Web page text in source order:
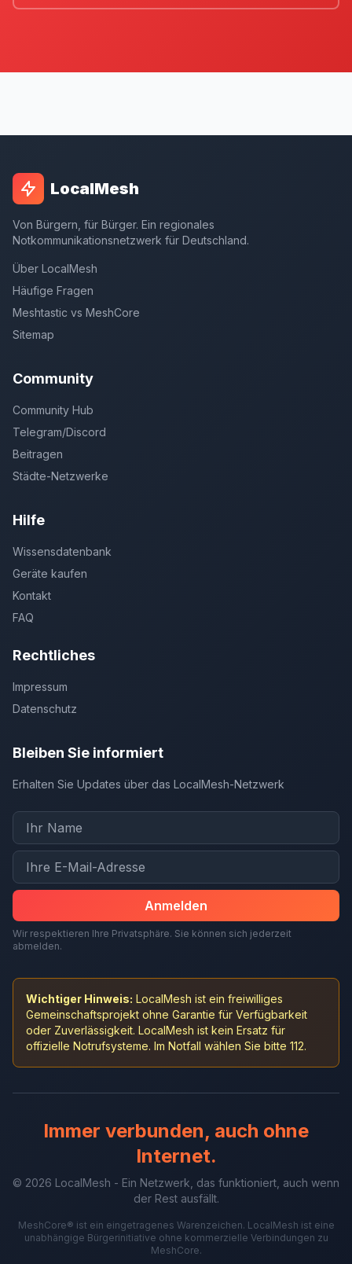
LocalMesh
Von Bürgern, für Bürger. Ein regionales
Notkommunikationsnetzwerk für Deutschland.
Über LocalMesh
Häufige Fragen
Meshtastic vs MeshCore
Sitemap
Community
Community Hub
Telegram/Discord
Beitragen
Städte-Netzwerke
Hilfe
Wissensdatenbank
Geräte kaufen
Kontakt
FAQ
Rechtliches
Impressum
Datenschutz
Bleiben Sie informiert
Erhalten Sie Updates über das LocalMesh-Netzwerk
Anmelden
Wir respektieren Ihre Privatsphäre. Sie können sich jederzeit
abmelden.
Wichtiger Hinweis: LocalMesh ist ein freiwilliges
Gemeinschaftsprojekt ohne Garantie für Verfügbarkeit
oder Zuverlässigkeit. LocalMesh ist kein Ersatz für
offizielle Notrufsysteme. Im Notfall wählen Sie bitte 112.
Immer verbunden, auch ohne
Internet.
© 2026 LocalMesh - Ein Netzwerk, das funktioniert, auch wenn
der Rest ausfällt.
MeshCore® ist ein eingetragenes Warenzeichen. LocalMesh ist eine
unabhängige Bürgerinitiative ohne kommerzielle Verbindungen zu
MeshCore.